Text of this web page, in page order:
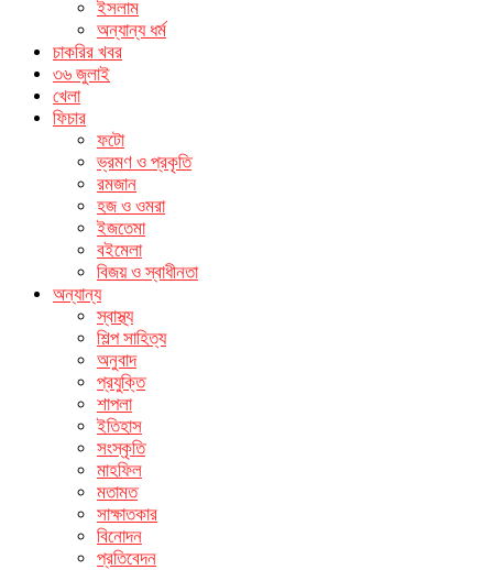
ইসলাম
অন্যান্য ধর্ম
চাকরির খবর
৩৬ জুলাই
খেলা
ফিচার
ফটো
ভ্রমণ ও প্রকৃতি
রমজান
হজ ও ওমরা
ইজতেমা
বইমেলা
বিজয় ও স্বাধীনতা
অন্যান্য
স্বাস্থ্য
শিল্প সাহিত্য
অনুবাদ
প্রযুক্তি
শাপলা
ইতিহাস
সংস্কৃতি
মাহফিল
মতামত
সাক্ষাতকার
বিনোদন
প্রতিবেদন